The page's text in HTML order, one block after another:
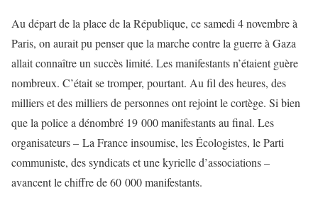
Au départ de la place de la République, ce samedi 4 novembre à
Paris, on aurait pu penser que la marche contre la guerre à Gaza
allait connaître un succès limité. Les manifestants n’étaient guère
nombreux. C’était se tromper, pourtant. Au fil des heures, des
milliers et des milliers de personnes ont rejoint le cortège. Si bien
que la police a dénombré 19 000 manifestants au final. Les
organisateurs – La France insoumise, les Écologistes, le Parti
communiste, des syndicats et une kyrielle d’associations –
avancent le chiffre de 60 000 manifestants.